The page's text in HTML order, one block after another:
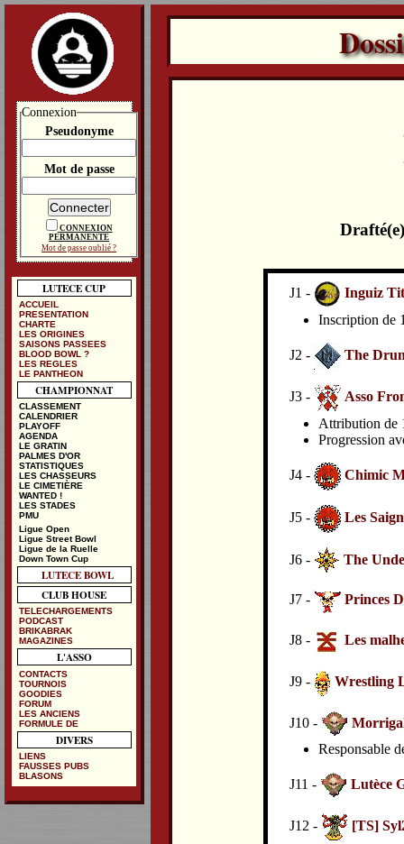
J1 -
Inguiz
Inscription de
J2 - The
J3 -
Asso
Attribution de
Progression
J4 - Chimic
J5 - Les
J6 - The
J7 - Princes
J8 - Les
J9 - Wrestling
J10 -
Responsable
J11 - Lutèce
J12 - [TS]
Connexion
Pseudonyme
Mot de passe
CONNEXION
PERMANENTE
Mot de passe oublié ?
LUTECE CUP
ACCUEIL
PRESENTATION
CHARTE
LES ORIGINES
SAISONS PASSEES
BLOOD BOWL ?
LES REGLES
LE PANTHEON
CHAMPIONNAT
CLASSEMENT
CALENDRIER
PLAYOFF
AGENDA
LE GRATIN
PALMES D'OR
STATISTIQUES
LES CHASSEURS
LE CIMETIÈRE
WANTED !
LES STADES
PMU
Ligue Open
Ligue Street Bowl
Ligue de la Ruelle
Down Town Cup
LUTECE BOWL
CLUB HOUSE
TELECHARGEMENTS
PODCAST
BRIKABRAK
MAGAZINES
L'ASSO
CONTACTS
TOURNOIS
GOODIES
FORUM
LES ANCIENS
FORMULE DE
DIVERS
LIENS
FAUSSES PUBS
BLASONS